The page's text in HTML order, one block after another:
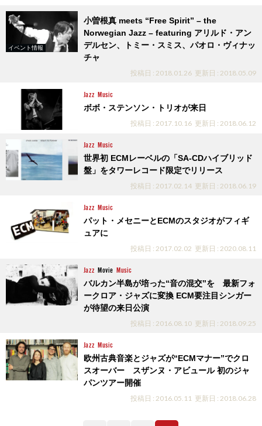
イベント情報
小曽根真 meets “Free Spirit” – the
Norwegian Jazz – featuring アリルド・アン
デルセン、トミー・スミス、パオロ・ヴィナッ
チャ
投稿日 : 2018.01.26 更新日 : 2018.05.09
Jazz Music
ボボ・ステンソン・トリオが来日
投稿日 : 2017.10.16 更新日 : 2018.06.12
Jazz Music
世界初 ECMレーベルの「SA-CDハイブリッド
盤」をタワーレコード限定でリリース
投稿日 : 2017.02.14 更新日 : 2018.06.19
Jazz Music
パット・メセニーとECMのスタジオがフィギ
ュアに
投稿日 : 2017.02.02 更新日 : 2020.08.11
Jazz Movie Music
バルカン半島が培った“音の混交”を 最新フォ
ークロア・ジャズに変換 ECM要注目シンガー
が待望の来日公演
投稿日 : 2016.08.10 更新日 : 2018.09.25
Jazz Music
欧州古典音楽とジャズが“ECMマナー”でクロ
スオーバー スザンヌ・アビュール 初のジャ
パンツアー開催
投稿日 : 2016.05.11 更新日 : 2018.06.28